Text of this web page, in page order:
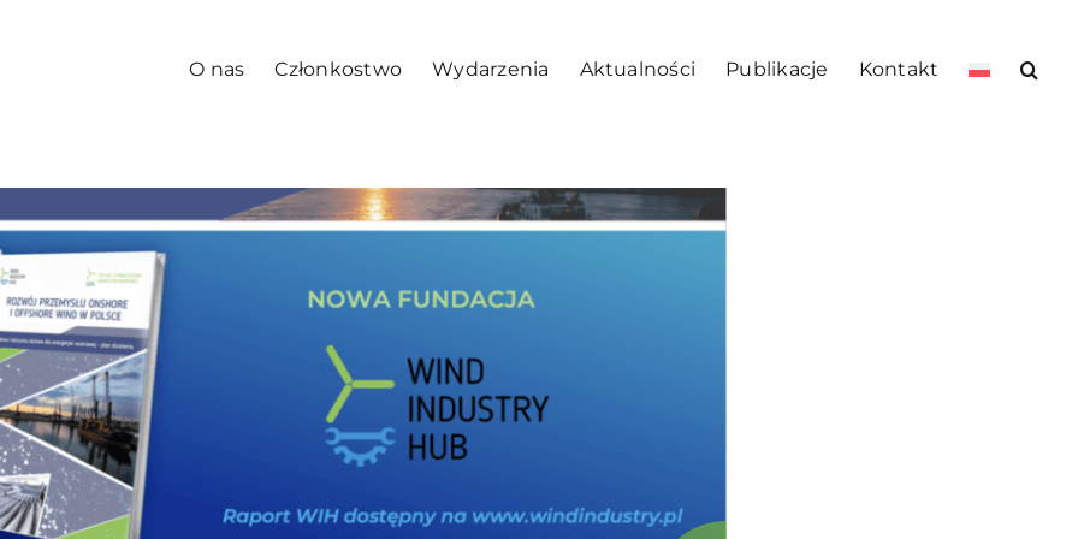
O nas Członkostwo Wydarzenia Aktualności Publikacje Kontakt